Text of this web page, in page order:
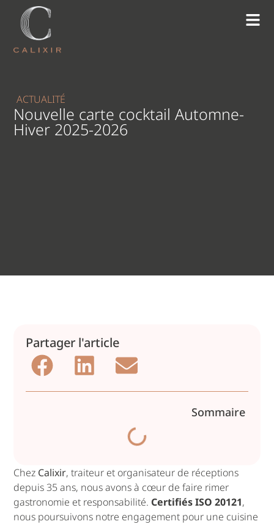
ACTUALITÉ
Nouvelle carte cocktail Automne-
Hiver 2025-2026
Chez Calixir, traiteur et organisateur de réceptions
depuis 35 ans, nous avons à cœur de faire rimer
gastronomie et responsabilité. Certifiés ISO 20121,
nous poursuivons notre engagement pour une cuisine
Partager l'article
Sommaire